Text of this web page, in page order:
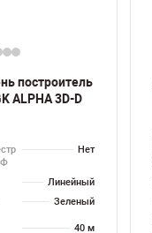
построитель
ALPHA 3D-D
Нет
Линейный
Зеленый
40 м